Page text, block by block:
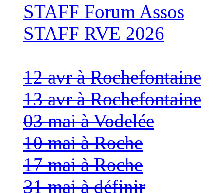
STAFF Forum Assos
STAFF RVE 2026
12 avr à Rochefontaine
13 avr à Rochefontaine
03 mai à Vodelée
10 mai à Roche
17 mai à Roche
31 mai à définir